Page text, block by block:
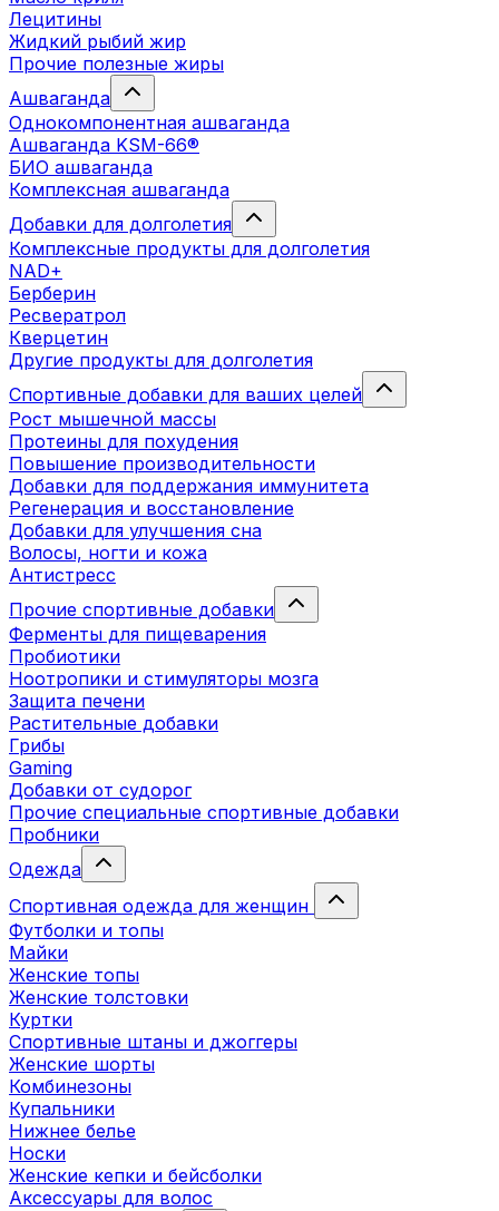
Лецитины
Жидкий рыбий жир
Прочие полезные жиры
Ашваганда
Однокомпонентная ашваганда
Ашваганда KSM-66®
БИО ашваганда
Комплексная ашваганда
Добавки для долголетия
Комплексные продукты для долголетия
NAD+
Берберин
Ресвератрол
Кверцетин
Другие продукты для долголетия
Спортивные добавки для ваших целей
Рост мышечной массы
Протеины для похудения
Повышение производительности
Добавки для поддержания иммунитета
Регенерация и восстановление
Добавки для улучшения сна
Волосы, ногти и кожа
Антистресс
Прочие спортивные добавки
Ферменты для пищеварения
Пробиотики
Ноотропики и стимуляторы мозга
Защита печени
Растительные добавки
Грибы
Gaming
Добавки от судорог
Прочие специальные спортивные добавки
Пробники
Одежда
Спортивная одежда для женщин
Футболки и топы
Майки
Женские топы
Женские толстовки
Куртки
Спортивные штаны и джоггеры
Женские шорты
Комбинезоны
Купальники
Нижнее белье
Носки
Женские кепки и бейсболки
Аксессуары для волос